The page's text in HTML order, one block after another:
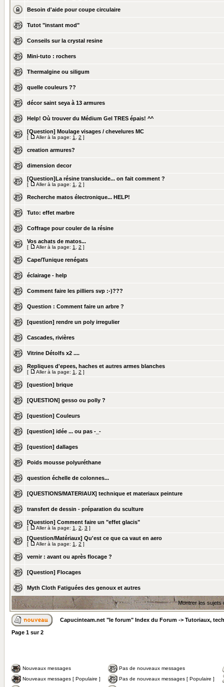
Besoin d'aide pour coupe circulaire
Tutot "instant mod"
Conseils sur la crystal resine
Mini-tuto : rochers
Thermalgine ou siligum
quelle couleurs ??
décor saint seya à 13 armures
Help! Où trouver du Médium Gel TRES épais! ^^
[Question] Moulage visages / chevelures MC
[ Aller à la page: 1 2 ]
creation armures?
dimension decor
[Question]La résine translucide... on fait comment ?
[ Aller à la page: 1 2 ]
Recherche matos électronique... HELP!
Tuto: effet marbre
Coffrage pour couler de la résine
Vos achats de matos...
[ Aller à la page: 1 2 ]
Cape/Tunique renégats
éclairage - help
Comment faire les pilliers svp :-)???
Question : Comment faire un arbre ?
[question] rendre un poly irregulier
Cascades, rivières
Vitrine Détolfs x2 ....
Repliques d'epees, haches et autres armes blanches
[ Aller à la page: 1 2 ]
[question] brique
[QUESTION] gesso ou polly ?
[question] Couleurs
[question] idée ... ou pas -_-
[question] dallages
Poids mousse polyuréthane
question échelle de colonnes...
[QUESTIONS/MATERIAUX] technique et materiaux peinture
transfert de dessin - préparation du sculture
[Question] Comment faire un "effet glacis"
[ Aller à la page: 1 2 3 ]
[Question/Matériaux] Qu'est ce que ca vaut en aero
[ Aller à la page: 1 2 ]
vernir : avant ou après flocage ?
[Question] Flocages
Myth Cloth Fatiguées des genoux et autres
Montrer les sujets
Capucinteam.net "le forum" Index du Forum -> Tutoriaux,
Page 1 sur2
Nouveaux messages
Pas de nouveaux messages
Nouveaux messages [ Populaire ]
Pas de nouveaux messages [ Populaire ]